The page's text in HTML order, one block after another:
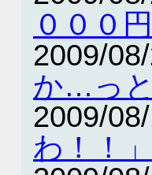
０００
2009/
か…っと
2009/
わ！！」